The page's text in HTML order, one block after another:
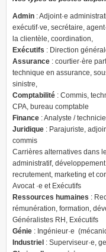
Admin : Adjoint·e
exécutif·ve, secrétaire,
la clientèle, coordination,
Exécutifs : Direction
Assurance : courtier·ère
technique en assurance,
sinistre,
Comptabilité : Commis,
CPA, bureau comptable
Finance : Analyste /
Juridique : Parajuriste,
commis
Carrières alternatives dans
administratif,
recrutement, marketing et
Avocat ·e et Exécutifs
Ressources humaines :
rémunération, formation,
Généralistes RH, Exécutifs
Génie : Ingénieur·e
Industriel : Superviseur·e,